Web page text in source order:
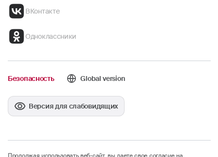
ВКонтакте
Одноклассники
Безопасность Global version
Версия для слабовидящих